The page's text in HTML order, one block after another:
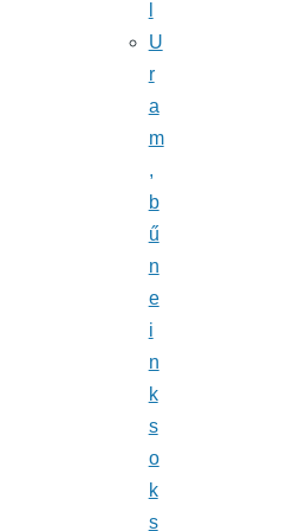
U
r
a
m
,
b
ű
n
e
i
n
k
s
o
k
s